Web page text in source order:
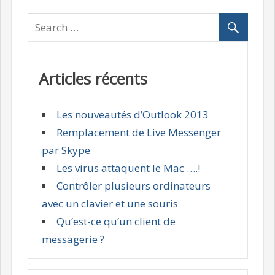
Articles récents
Les nouveautés d’Outlook 2013
Remplacement de Live Messenger
par Skype
Les virus attaquent le Mac ….!
Contrôler plusieurs ordinateurs
avec un clavier et une souris
Qu’est-ce qu’un client de
messagerie ?